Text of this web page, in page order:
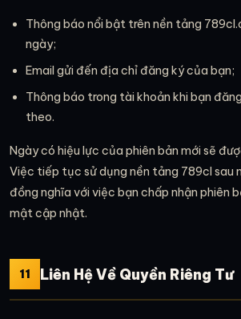
Thông báo nổi bật trên nền tảng
ngày;
Email gửi đến địa chỉ đăng ký của bạn;
Thông báo trong tài khoản khi bạn
theo.
Ngày có hiệu lực của phiên bản mới sẽ
Việc tiếp tục sử dụng nền tảng 789cl sau
đồng nghĩa với việc bạn chấp nhận phiên
mật cập nhật.
11 Liên Hệ Về Quyền Riêng Tư